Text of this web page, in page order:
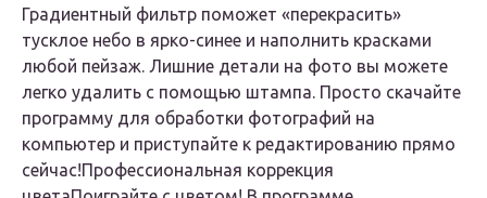
Градиентный фильтр поможет «перекрасить»
тусклое небо в ярко-синее и наполнить красками
любой пейзаж. Лишние детали на фото вы можете
легко удалить с помощью штампа. Просто скачайте
программу для обработки фотографий на
компьютер и приступайте к редактированию прямо
сейчас!Профессиональная коррекция